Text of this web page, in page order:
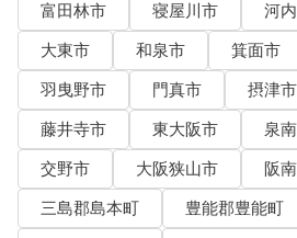
富田林市
寝屋川市 河
大東市
和泉市 箕面市
羽曳野市
門真市 摂津市
藤井寺市
東大阪市 泉
交野市
大阪狭山市
阪
三島郡島本町
豊能郡豊能町